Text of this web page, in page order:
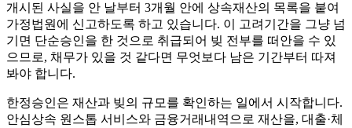
개시된 사실을 안 날부터 3개월 안에 상속재산의 목록을 붙여
가정법원에 신고하도록 하고 있습니다. 이 고려기간을 그냥 넘
기면 단순승인을 한 것으로 취급되어 빚 전부를 떠안을 수 있
으므로, 채무가 있을 것 같다면 무엇보다 남은 기간부터 따져
봐야 합니다.
한정승인은 재산과 빚의 규모를 확인하는 일에서 시작합니다.
안심상속 원스톱 서비스와 금융거래내역으로 재산을, 대출·체